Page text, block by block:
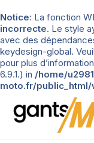
Notice: La fonction
incorrecte. Le style
avec des
keydesign-global.
pour plus
6.9.1.) in /home/
moto.fr/
Nos tests